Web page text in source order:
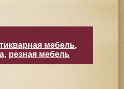
мебель,
, резная мебель